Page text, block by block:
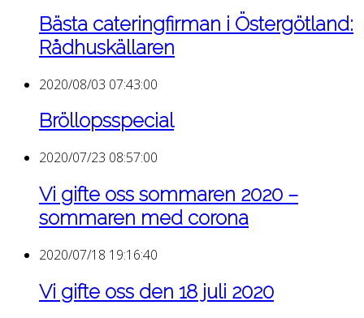
Bästa cateringfirman i Östergötland:
Rådhuskällaren
2020/08/03 07:43:00
Bröllopsspecial
2020/07/23 08:57:00
Vi gifte oss sommaren 2020 –
sommaren med corona
2020/07/18 19:16:40
Vi gifte oss den 18 juli 2020